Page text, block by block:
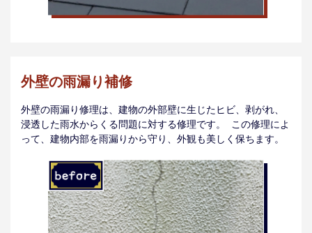
外壁の雨漏り補修
外壁の雨漏り修理は、建物の外部壁に生じたヒビ、剥がれ、
浸透した雨水からくる問題に対する修理です。 この修理によ
って、建物内部を雨漏りから守り、外観も美しく保ちます。